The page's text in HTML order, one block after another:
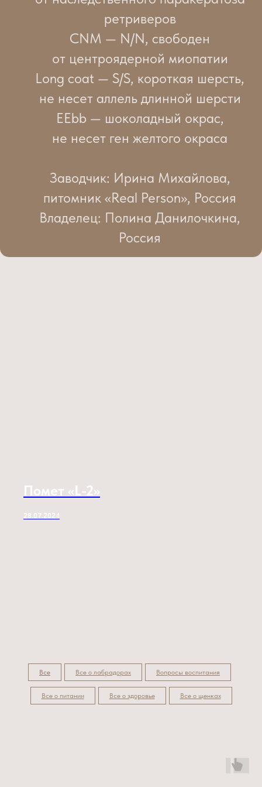
ретриверов
CNM — N/N, свободен
от центроядерной миопатии
Long coat — S/S, короткая шерсть,
не несет аллель длинной шерсти
EEbb — шоколадный окрас,
не несет ген желтого окраса
Заводчик: Ирина Михайлова,
питомник «Real Person», Россия
Владелец: Полина Данилочкина,
Россия
Помет «L-2»
28.07.2024
Все Все о лабрадорах Вопросы воспитания
Все о питании Все о здоровье Все о щенках